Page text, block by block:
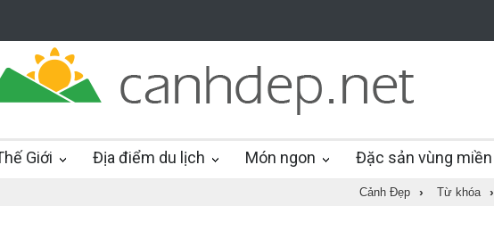
Giới Địa điểm du lịch Món ngon Đặc sản vùng miền
Cảnh Đẹp › Từ khóa ›